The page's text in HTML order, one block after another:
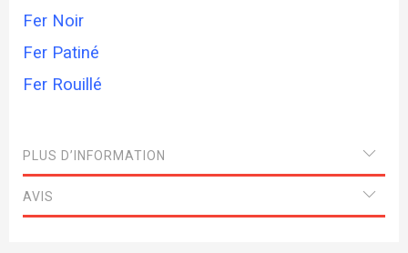
Fer Noir
Fer Patiné
Fer Rouillé
PLUS D’INFORMATION
AVIS